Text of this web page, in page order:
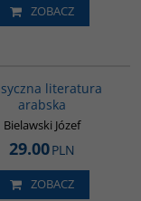
ZOBACZ
literatura
arabska
Bielawski Józef
29.00PLN
ZOBACZ